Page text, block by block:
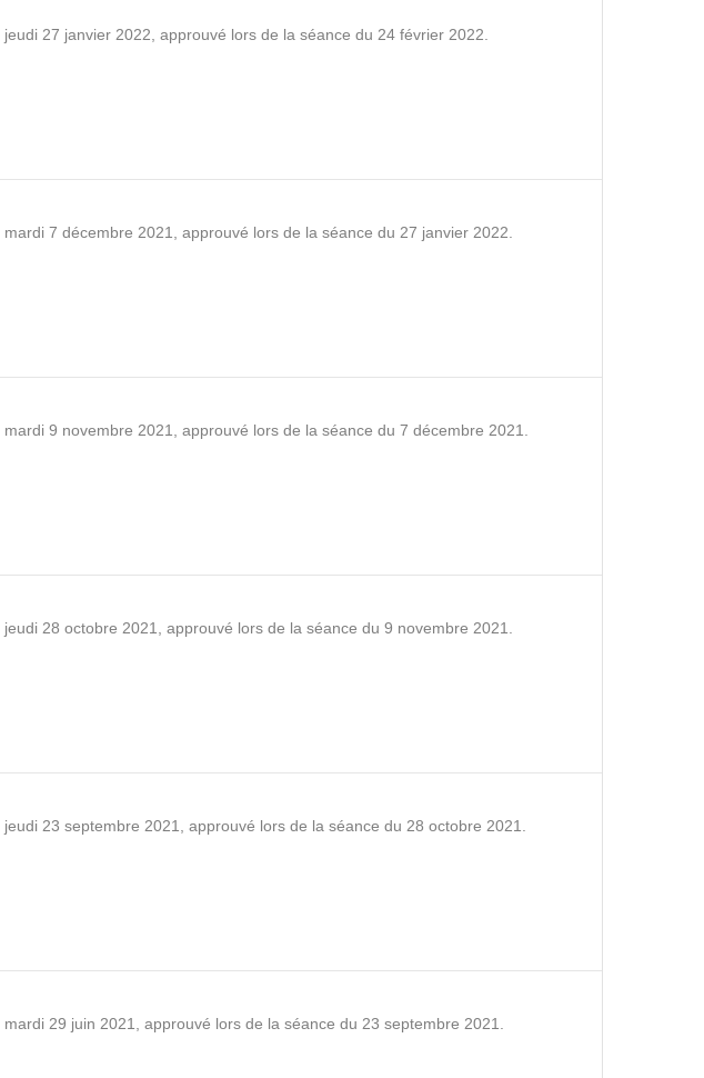
27 janvier 2022, approuvé lors de la séance du 24 février 2022.
7 décembre 2021, approuvé lors de la séance du 27 janvier 2022.
9 novembre 2021, approuvé lors de la séance du 7 décembre 2021.
28 octobre 2021, approuvé lors de la séance du 9 novembre 2021.
23 septembre 2021, approuvé lors de la séance du 28 octobre 2021.
29 juin 2021, approuvé lors de la séance du 23 septembre 2021.